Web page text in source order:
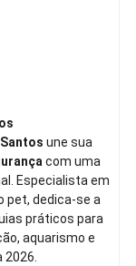
Santos une sua
com uma
Especialista em
pet, dedica-se a
práticos para
aquarismo e
2026.